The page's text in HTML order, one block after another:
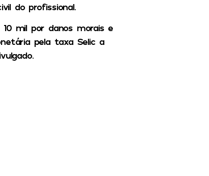
do profissional.
mil por danos morais e
pela taxa Selic a